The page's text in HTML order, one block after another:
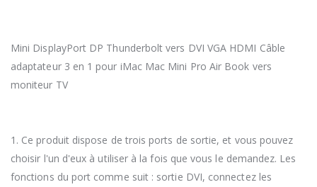
Mini DisplayPort DP Thunderbolt vers DVI VGA HDMI Câble
adaptateur 3 en 1 pour iMac Mac Mini Pro Air Book vers
moniteur TV
1. Ce produit dispose de trois ports de sortie, et vous pouvez
choisir l'un d'eux à utiliser à la fois que vous le demandez. Les
fonctions du port comme suit : sortie DVI, connectez les